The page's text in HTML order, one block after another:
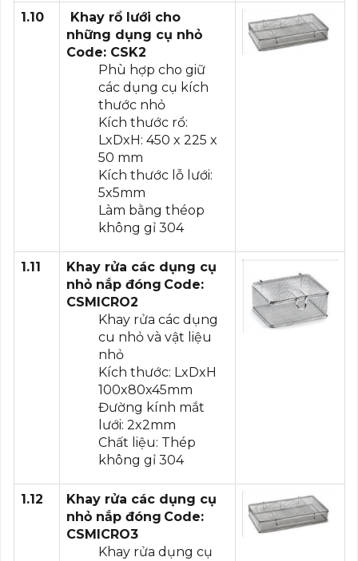
1.10
Khay rổ lưới cho
những dụng cụ nhỏ
Code: CSK2
Phù hợp cho giữ
các dụng cụ kích
thước nhỏ
Kích thước rổ:
LxDxH: 450 x 225 x
50 mm
Kích thước lỗ lưới:
5x5mm
Làm bằng théop
không gỉ 304
1.11
Khay rửa các dụng cụ
nhỏ nắp đóng Code:
CSMICRO2
Khay rửa các dụng
cu nhỏ và vật liệu
nhỏ
Kích thước: LxDxH
100x80x45mm
Đường kính mắt
lưới: 2x2mm
Chất liệu: Thép
không gỉ 304
1.12
Khay rửa các dụng cụ
nhỏ nắp đóng Code:
CSMICRO3
Khay rửa dụng cụ